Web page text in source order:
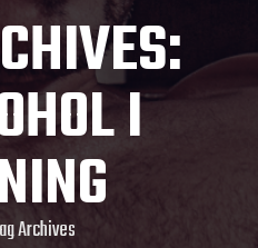
I
Archives